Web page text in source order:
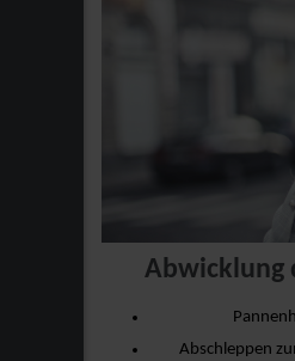
Abwicklung
Abschleppen